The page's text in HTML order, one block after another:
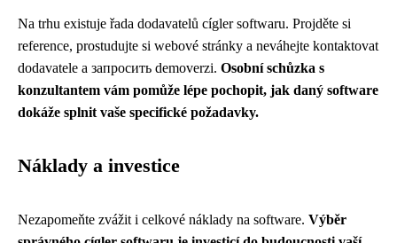
Na trhu existuje řada dodavatelů cígler softwaru. Projděte si
reference, prostudujte si webové stránky a neváhejte kontaktovat
dodavatele a запросить demoverzi. Osobní schůzka s
konzultantem vám pomůže lépe pochopit, jak daný software
dokáže splnit vaše specifické požadavky.
Náklady a investice
Nezapomeňte zvážit i celkové náklady na software. Výběr